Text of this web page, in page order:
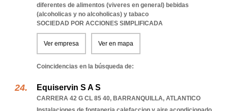
diferentes de alimentos (viveres en general) bebidas
(alcoholicas y no alcoholicas) y tabaco
SOCIEDAD POR ACCIONES SIMPLIFICADA
Ver empresa Ver en mapa
Coincidencias en la búsqueda de:
Equiservin S A S
CARRERA 42 G CL 85 40, BARRANQUILLA, ATLANTICO